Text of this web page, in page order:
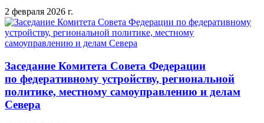
2 февраля 2026 г.
Заседание Комитета Совета Федерации
по федеративному устройству, региональной
политике, местному самоуправлению и делам
Севера